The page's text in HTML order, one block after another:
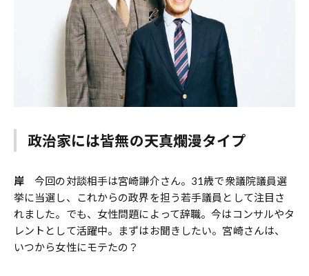
政治家には皆無の天真爛漫タイプ
岸 今回の対談相手は宮崎謙介さん。31歳で衆議院議員選
挙に当選し、これからの政界を担う若手議員として注目さ
れました。でも、女性問題によって辞職。今はコンサルやタ
レントとして活躍中。まずはお聞きしたい。宮崎さんは、
いつから女性にモテたの？